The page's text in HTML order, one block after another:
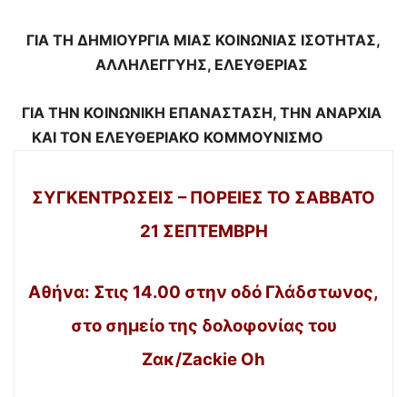
ΓΙΑ ΤΗ ΔΗΜΙΟΥΡΓΙΑ ΜΙΑΣ ΚΟΙΝΩΝΙΑΣ ΙΣΟΤΗΤΑΣ,
ΑΛΛΗΛΕΓΓΥΗΣ, ΕΛΕΥΘΕΡΙΑΣ
ΓΙΑ ΤΗΝ ΚΟΙΝΩΝΙΚΗ ΕΠΑΝΑΣΤΑΣΗ, ΤΗΝ ΑΝΑΡΧΙΑ
ΚΑΙ ΤΟΝ ΕΛΕΥΘΕΡΙΑΚΟ ΚΟΜΜΟΥΝΙΣΜΟ
ΣΥΓΚΕΝΤΡΩΣΕΙΣ – ΠΟΡΕΙΕΣ ΤΟ ΣΑΒΒΑΤΟ
21 ΣΕΠΤΕΜΒΡΗ
Αθήνα: Στις 14.00 στην οδό Γλάδστωνος,
στο σημείο της δολοφονίας του
Ζακ/Zackie Oh